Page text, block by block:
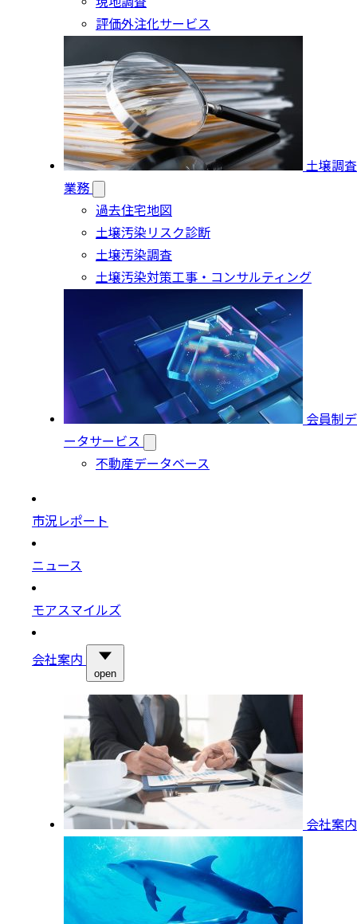
評価外注化サービス
土壌調査
業務
過去住宅地図
土壌汚染リスク診断
土壌汚染調査
土壌汚染対策工事・コンサルティング
会員制デ
ータサービス
不動産データベース
市況レポート
ニュース
モアスマイルズ
会社案内
open
会社案内